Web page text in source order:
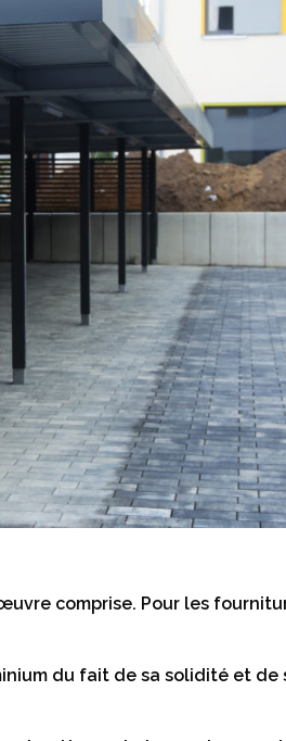
comprise. Pour les
du fait de sa solidité et de